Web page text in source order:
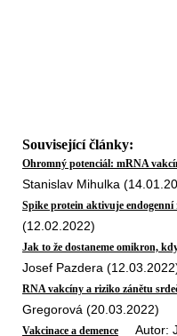
Související články:
Ohromný potenciál: mRNA
Stanislav Mihulka
Spike protein aktivuje
(12.02.2022)
Jak to že dostaneme omikron,
Josef Pazdera
RNA vakcíny a riziko zánětu
Gregorová (20.03.2022)
Vakcinace a demence Autor: